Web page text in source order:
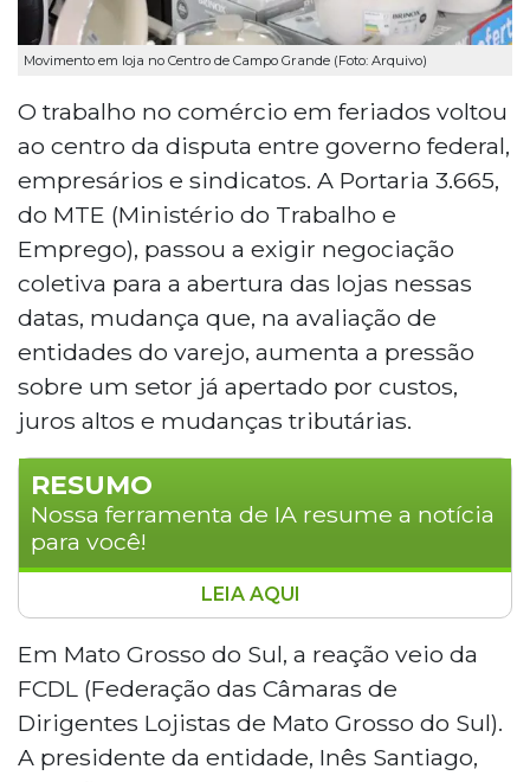
Movimento em loja no Centro de Campo Grande (Foto: Arquivo)
O trabalho no comércio em feriados voltou
ao centro da disputa entre governo federal,
empresários e sindicatos. A Portaria 3.665,
do MTE (Ministério do Trabalho e
Emprego), passou a exigir negociação
coletiva para a abertura das lojas nessas
datas, mudança que, na avaliação de
entidades do varejo, aumenta a pressão
sobre um setor já apertado por custos,
juros altos e mudanças tributárias.
RESUMO
Nossa ferramenta de IA resume a notícia
para você!
A Portaria 3.665 do Ministério do Trabalho,
que exige negociação coletiva para
abertura do comércio em feriados, gerou
reação do setor empresarial. A FCDL-MS
classificou a medida como interferência
sobre a iniciativa privada. Em Campo
LEIA AQUI
Em Mato Grosso do Sul, a reação veio da
FCDL (Federação das Câmaras de
Dirigentes Lojistas de Mato Grosso do Sul).
A presidente da entidade, Inês Santiago,